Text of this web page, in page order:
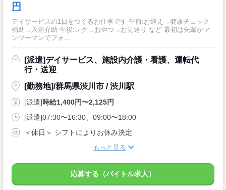
円
デイサービスの1日をつくるお仕事です 午前:お迎え→健康チェック
補助→入浴介助 午後:レク→おやつ→お見送り など 最初は先輩がマ
ンツーマンでフォ...
[派遣]デイサービス、施設内介護・看護、運転代
行・送迎
[勤務地]/群馬県渋川市 / 渋川駅
[派遣]時給1,400円〜2,125円
[派遣]07:30〜16:30、09:00〜18:00
＜休日＞ シフトによりお休み決定
もっと見る
応募する（バイトル求人）